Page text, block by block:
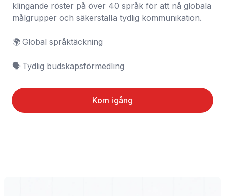
klingande röster på över 40 språk för att nå globala
målgrupper och säkerställa tydlig kommunikation.
🌍	Global språktäckning
🗣️	Tydlig budskapsförmedling
Kom igång